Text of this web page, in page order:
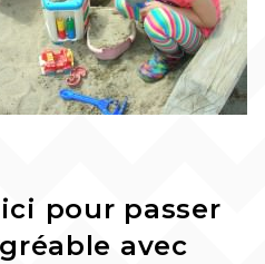
Anticipée
pour passer
avec